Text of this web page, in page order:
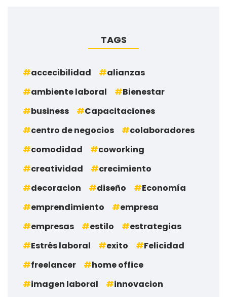
TAGS
accecibilidad
alianzas
ambiente laboral
Bienestar
business
Capacitaciones
centro de negocios
colaboradores
comodidad
coworking
creatividad
crecimiento
decoracion
diseño
Economía
emprendimiento
empresa
empresas
estilo
estrategias
Estrés laboral
exito
Felicidad
freelancer
home office
imagen laboral
innovacion